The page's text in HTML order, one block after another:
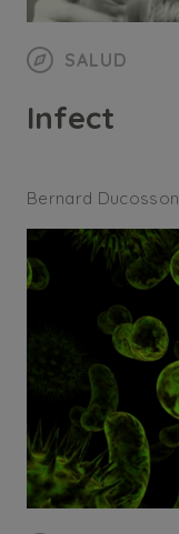
SALUD
Infect
Bernard Ducosson